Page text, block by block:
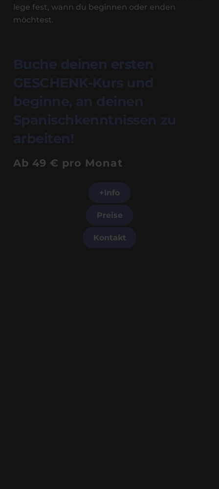
lege fest, wann du beginnen oder enden
möchtest.
Buche deinen ersten
GESCHENK-Kurs und
beginne, an deinen
Spanischkenntnissen zu
arbeiten!
Ab 49 € pro Monat
+Info
Preise
Kontakt